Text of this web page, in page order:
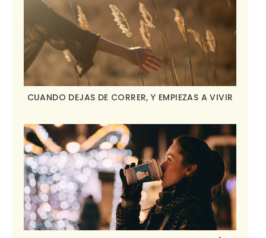
CUANDO DEJAS DE CORRER, Y EMPIEZAS A VIVIR